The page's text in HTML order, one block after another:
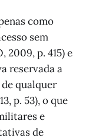
como
sem
2009, p. 415) e
reservada a
qualquer
p. 53), o que
e
de